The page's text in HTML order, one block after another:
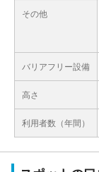
その他
バリアフリー設備
高さ
利用者数（年間）